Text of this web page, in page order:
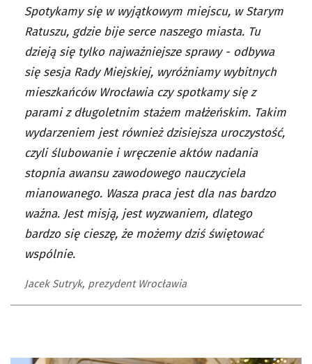
Spotykamy się w wyjątkowym miejscu, w Starym
Ratuszu, gdzie bije serce naszego miasta. Tu
dzieją się tylko najważniejsze sprawy - odbywa
się sesja Rady Miejskiej, wyróżniamy wybitnych
mieszkańców Wrocławia czy spotkamy się z
parami z długoletnim stażem małżeńskim. Takim
wydarzeniem jest również dzisiejsza uroczystość,
czyli ślubowanie i wręczenie aktów nadania
stopnia awansu zawodowego nauczyciela
mianowanego. Wasza praca jest dla nas bardzo
ważna. Jest misją, jest wyzwaniem, dlatego
bardzo się cieszę, że możemy dziś świętować
wspólnie.
Jacek Sutryk, prezydent Wrocławia